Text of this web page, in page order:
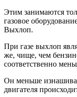
Этим занимаются
газовое
Выхлоп.
При газе выхлоп
же, чище, чем
соответственно
Он меньше
двигателя